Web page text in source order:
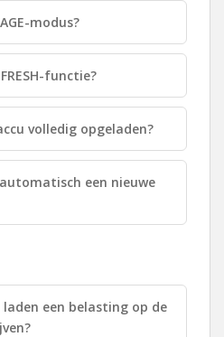
modus?
functie?
volledig opgeladen?
een nieuwe
een belasting op de